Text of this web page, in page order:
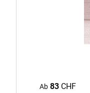
Ab 83CHF